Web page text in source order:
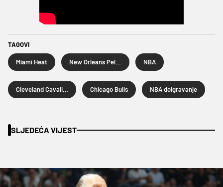
TAGOVI
Miami Heat NBA
Chicago Bulls NBA doigravanje
SLJEDEĆA VIJEST